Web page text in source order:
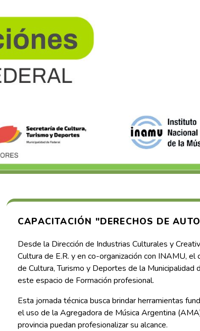
CAPACITACIÓN "DERECHOS DE
Desde la Dirección de Industrias Culturales y
Cultura de E.R. y en co-organización con INAMU,
de Cultura, Turismo y Deportes de la Municipalidad
este espacio de Formación profesional.
Esta jornada técnica busca brindar herramientas
el uso de la Agregadora de Música Argentina
provincia puedan profesionalizar su alcance.